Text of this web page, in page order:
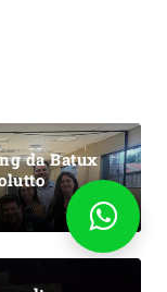
da Batux